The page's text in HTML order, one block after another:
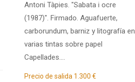
Antoni Tàpies. "Sabata i ocre
(1987)". Firmado. Aguafuerte,
carborundum, barniz y litografía en
varias tintas sobre papel
Capellades.…
Precio de salida 1.300 €